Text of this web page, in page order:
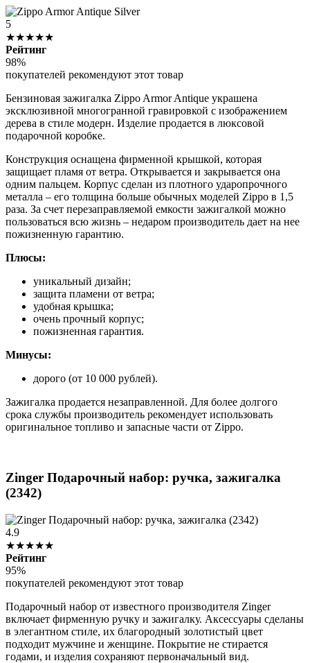
5
★★★★★
Рейтинг
98%
покупателей рекомендуют этот товар
Бензиновая зажигалка Zippo Armor Antique украшена
эксклюзивной многогранной гравировкой с изображением
дерева в стиле модерн. Изделие продается в люксовой
подарочной коробке.
Конструкция оснащена фирменной крышкой, которая
защищает пламя от ветра. Открывается и закрывается она
одним пальцем. Корпус сделан из плотного ударопрочного
металла – его толщина больше обычных моделей Zippo в 1,5
раза. За счет перезаправляемой емкости зажигалкой можно
пользоваться всю жизнь – недаром производитель дает на нее
пожизненную гарантию.
Плюсы:
уникальный дизайн;
защита пламени от ветра;
удобная крышка;
очень прочный корпус;
пожизненная гарантия.
Минусы:
дорого (от 10 000 рублей).
Зажигалка продается незаправленной. Для более долгого
срока службы производитель рекомендует использовать
оригинальное топливо и запасные части от Zippo.
Zinger Подарочный набор: ручка, зажигалка
(2342)
4.9
★★★★★
Рейтинг
95%
покупателей рекомендуют этот товар
Подарочный набор от известного производителя Zinger
включает фирменную ручку и зажигалку. Аксессуары сделаны
в элегантном стиле, их благородный золотистый цвет
подходит мужчине и женщине. Покрытие не стирается
годами, и изделия сохраняют первоначальный вид.